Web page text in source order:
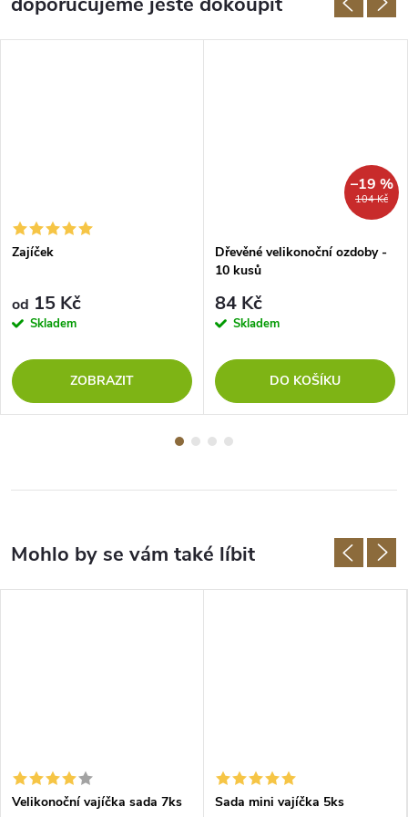
Zajíček
od 15 Kč
Skladem
ZOBRAZIT
104 Kč
–19 %
Dřevěné velikonoční ozdoby -
10 kusů
84 Kč
Skladem
DO KOŠÍKU
Velikonoční vajíčka sada 7ks Sada mini vajíčka 5ks